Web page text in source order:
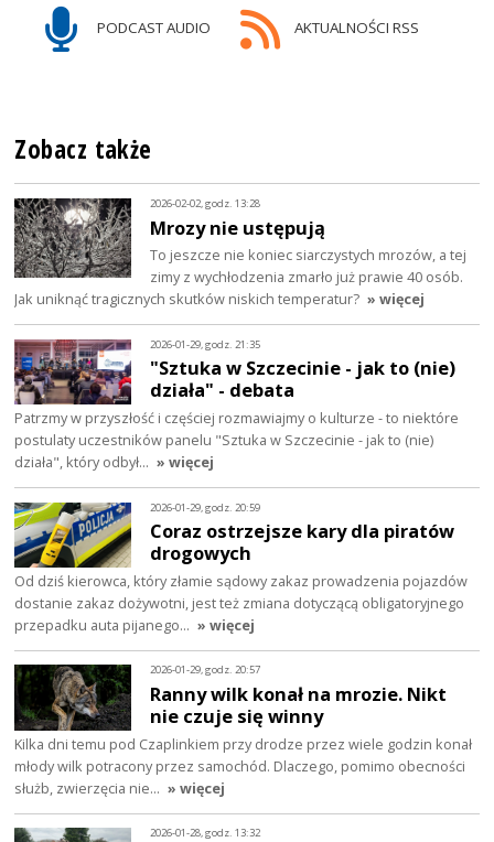
PODCAST AUDIO AKTUALNOŚCI RSS
Zobacz także
2026-02-02, godz. 13:28
Mrozy nie ustępują
To jeszcze nie koniec siarczystych mrozów, a tej
zimy z wychłodzenia zmarło już prawie 40 osób.
Jak uniknąć tragicznych skutków niskich temperatur? » więcej
2026-01-29, godz. 21:35
"Sztuka w Szczecinie - jak to (nie)
działa" - debata
Patrzmy w przyszłość i częściej rozmawiajmy o kulturze - to niektóre
postulaty uczestników panelu "Sztuka w Szczecinie - jak to (nie)
działa", który odbył… » więcej
2026-01-29, godz. 20:59
Coraz ostrzejsze kary dla piratów
drogowych
Od dziś kierowca, który złamie sądowy zakaz prowadzenia pojazdów
dostanie zakaz dożywotni, jest też zmiana dotyczącą obligatoryjnego
przepadku auta pijanego… » więcej
2026-01-29, godz. 20:57
Ranny wilk konał na mrozie. Nikt
nie czuje się winny
Kilka dni temu pod Czaplinkiem przy drodze przez wiele godzin konał
młody wilk potracony przez samochód. Dlaczego, pomimo obecności
służb, zwierzęcia nie… » więcej
2026-01-28, godz. 13:32